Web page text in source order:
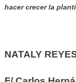
hacer crecer la
NATALY